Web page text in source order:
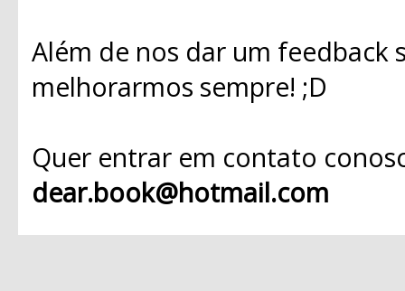
Além de nos dar um
melhorarmos sempre! ;D
Quer entrar em contato
dear.book@hotmail.com